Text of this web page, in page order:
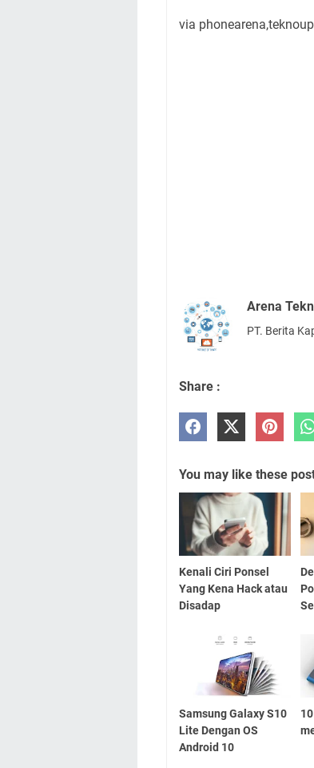
via phonearena,teknoup
Arena
PT. Berita
Share :
You may like these
Kenali Ciri Ponsel
Yang Kena Hack atau
Disadap
Samsung Galaxy S10
Lite Dengan OS
Android 10